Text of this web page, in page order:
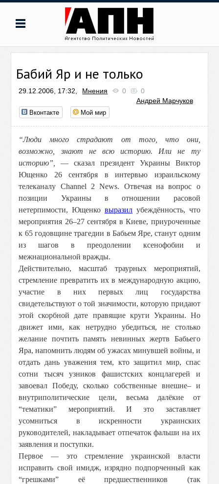
Бабий Яр и не только
29.12.2006, 17:32, Мнения 0
0
Андрей Марчуков
Вконтакте Мой мир
“Люди много страдают от того, что они,
возможно, знают не всю историю. Или не ту
историю”,— сказал президент Украины Виктор
Ющенко 26 сентября в интервью израильскому
телеканалу Channel 2 News. Отвечая на вопрос о
позиции Украины в отношении расовой
нетерпимости, Ющенко выразил убеждённость, что
мероприятия 26–27 сентября в Киеве, приуроченные
к 65 годовщине трагедии в Бабьем Яре, станут одним
из шагов в преодолении ксенофобии и
межнациональной вражды.
Действительно, масштаб траурных мероприятий,
стремление превратить их в международную акцию,
участие в них первых лиц государства
свидетельствуют о той значимости, которую придают
этой скорбной дате правящие круги Украины. Но
движет ими, как нетрудно убедиться, не столько
желание почтить память невинных жертв Бабьего
Яра, напомнить людям об ужасах минувшей войны, и
отдать дань уважения тем, кто защитил мир, спас
сотни тысяч узников фашистских концлагерей и
завоевал Победу, сколько собственные внешне– и
внутриполитические цели, весьма далёкие от
“тематики” мероприятий. И это заставляет
усомниться в искренности украинских
руководителей, накладывает отпечаток фальши на их
заявления и поступки.
Первое — это стремление украинской власти
исправить свой имидж, изрядно подпорченный как
“грешками” её предшественников (так